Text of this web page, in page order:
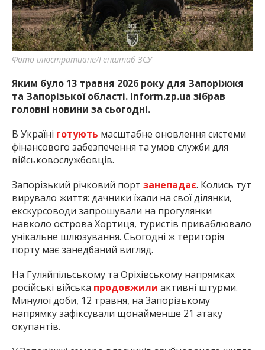
найважливішу інформацію про події
міста Запоріжжя та області.
Фото ілюстративне/Генштаб ЗСУ
Яким було 13 травня 2026 року для Запоріжжя
та Запорізької області. Inform.zp.ua зібрав
головні новини за сьогодні.
В Україні готують масштабне оновлення системи
фінансового забезпечення та умов служби для
військовослужбовців.
Запорізький річковий порт занепадає. Колись тут
вирувало життя: дачники їхали на свої ділянки,
екскурсоводи запрошували на прогулянки
навколо острова Хортиця, туристів приваблювало
унікальне шлюзування. Сьогодні ж територія
порту має занедбаний вигляд.
На Гуляйпільському та Оріхівському напрямках
російські війська продовжили активні штурми.
Минулої доби, 12 травня, на Запорізькому
напрямку зафіксували щонайменше 21 атаку
окупантів.